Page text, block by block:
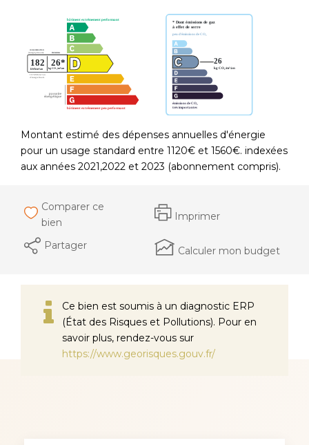
Montant estimé des dépenses annuelles d'énergie
pour un usage standard entre 1120€ et 1560€. indexées
aux années 2021,2022 et 2023 (abonnement compris).
Comparer ce
bien
Imprimer
Partager Calculer mon budget
Ce bien est soumis à un diagnostic ERP
(État des Risques et Pollutions). Pour en
savoir plus, rendez-vous sur
https://www.georisques.gouv.fr/